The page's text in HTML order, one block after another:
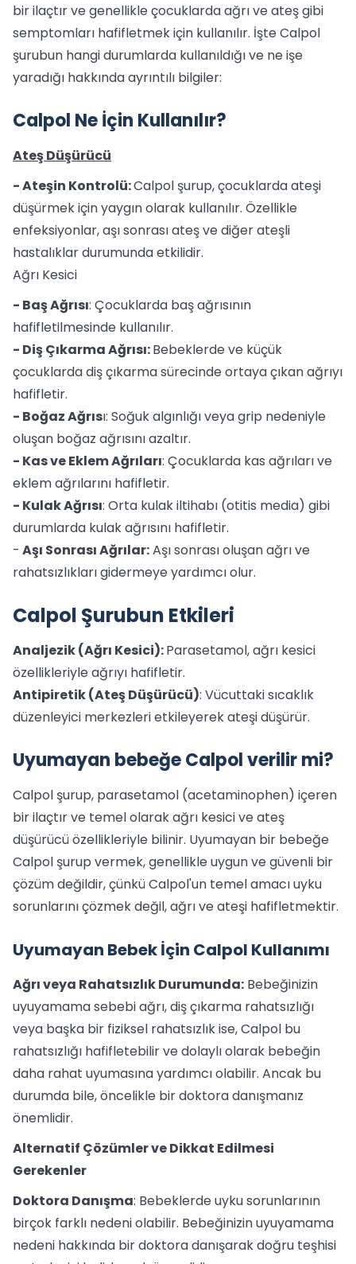
bir ilaçtır ve genellikle çocuklarda ağrı ve ateş gibi
semptomları hafifletmek için kullanılır. İşte Calpol
şurubun hangi durumlarda kullanıldığı ve ne işe
yaradığı hakkında ayrıntılı bilgiler:
Calpol Ne İçin Kullanılır?
Ateş Düşürücü
- Ateşin Kontrolü:Calpol şurup, çocuklarda ateşi
düşürmek için yaygın olarak kullanılır. Özellikle
enfeksiyonlar, aşı sonrası ateş ve diğer ateşli
hastalıklar durumunda etkilidir.
Ağrı Kesici
- Baş Ağrısı: Çocuklarda baş ağrısının
hafifletilmesinde kullanılır.
- Diş Çıkarma Ağrısı:Bebeklerde ve küçük
çocuklarda diş çıkarma sürecinde ortaya çıkan ağrıyı
hafifletir.
- Boğaz Ağrısı: Soğuk algınlığı veya grip nedeniyle
oluşan boğaz ağrısını azaltır.
- Kas ve Eklem Ağrıları: Çocuklarda kas ağrıları ve
eklem ağrılarını hafifletir.
- Kulak Ağrısı: Orta kulak iltihabı (otitis media) gibi
durumlarda kulak ağrısını hafifletir.
- Aşı Sonrası Ağrılar:Aşı sonrası oluşan ağrı ve
rahatsızlıkları gidermeye yardımcı olur.
Calpol Şurubun Etkileri
Analjezik (Ağrı Kesici):Parasetamol, ağrı kesici
özellikleriyle ağrıyı hafifletir.
Antipiretik (Ateş Düşürücü): Vücuttaki sıcaklık
düzenleyici merkezleri etkileyerek ateşi düşürür.
Uyumayan bebeğe Calpol verilir mi?
Calpol şurup, parasetamol (acetaminophen) içeren
bir ilaçtır ve temel olarak ağrı kesici ve ateş
düşürücü özellikleriyle bilinir. Uyumayan bir bebeğe
Calpol şurup vermek, genellikle uygun ve güvenli bir
çözüm değildir, çünkü Calpol'un temel amacı uyku
sorunlarını çözmek değil, ağrı ve ateşi hafifletmektir.
Uyumayan Bebek İçin Calpol Kullanımı
Ağrı veya Rahatsızlık Durumunda: Bebeğinizin
uyuyamama sebebi ağrı, diş çıkarma rahatsızlığı
veya başka bir fiziksel rahatsızlık ise, Calpol bu
rahatsızlığı hafifletebilir ve dolaylı olarak bebeğin
daha rahat uyumasına yardımcı olabilir. Ancak bu
durumda bile, öncelikle bir doktora danışmanız
önemlidir.
Alternatif Çözümler ve Dikkat Edilmesi
Gerekenler
Doktora Danışma: Bebeklerde uyku sorunlarının
birçok farklı nedeni olabilir. Bebeğinizin uyuyamama
nedeni hakkında bir doktora danışarak doğru teşhisi